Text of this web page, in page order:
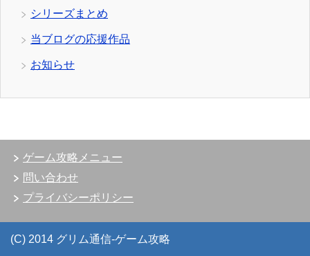
シリーズまとめ
当ブログの応援作品
お知らせ
ゲーム攻略メニュー
問い合わせ
プライバシーポリシー
(C) 2014 グリム通信-ゲーム攻略